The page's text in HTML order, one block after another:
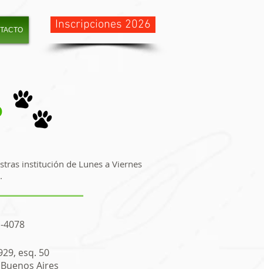
Inscripciones 2026
institución de Lunes a Viernes
4078
esq. 50
Aires